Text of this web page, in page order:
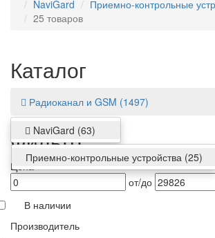
NaviGard
Приемно-контрольные
25 товаров
Каталог
Радиоканал и GSM (1497)
NaviGard (63)
Приемно-контрольные устройства (25)
Фильтр
Цена
от/до
В наличии
Производитель